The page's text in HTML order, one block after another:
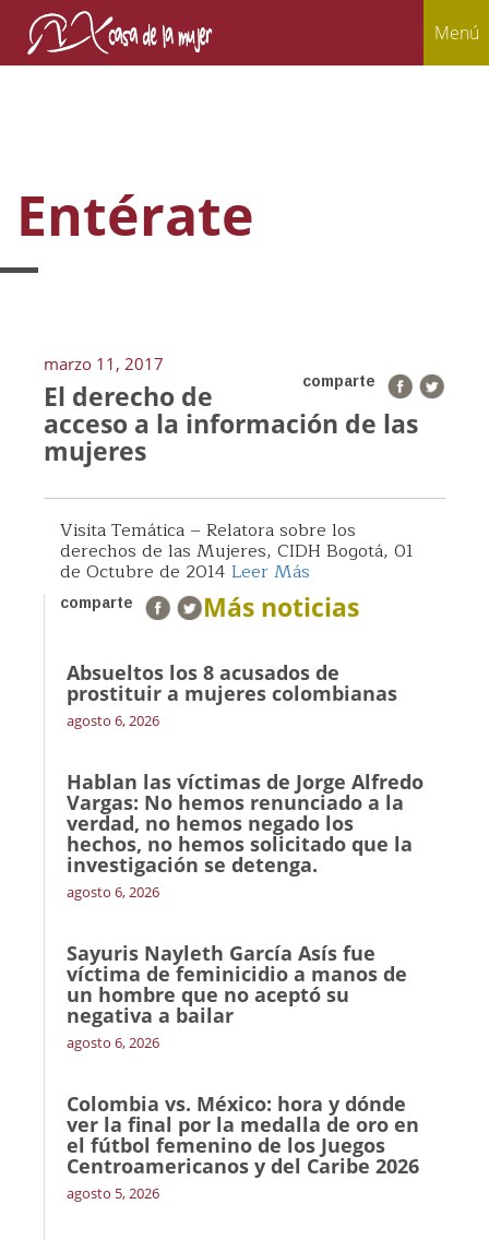
Menú
Entérate
marzo 11, 2017
comparte
El derecho de
acceso a la información de las
mujeres
Visita Temática – Relatora sobre los
derechos de las Mujeres, CIDH Bogotá, 01
de Octubre de 2014 Leer Más
comparte Más noticias
Absueltos los 8 acusados de
prostituir a mujeres colombianas
agosto 6, 2026
Hablan las víctimas de Jorge Alfredo
Vargas: No hemos renunciado a la
verdad, no hemos negado los
hechos, no hemos solicitado que la
investigación se detenga.
agosto 6, 2026
Sayuris Nayleth García Asís fue
víctima de feminicidio a manos de
un hombre que no aceptó su
negativa a bailar
agosto 6, 2026
Colombia vs. México: hora y dónde
ver la final por la medalla de oro en
el fútbol femenino de los Juegos
Centroamericanos y del Caribe 2026
agosto 5, 2026